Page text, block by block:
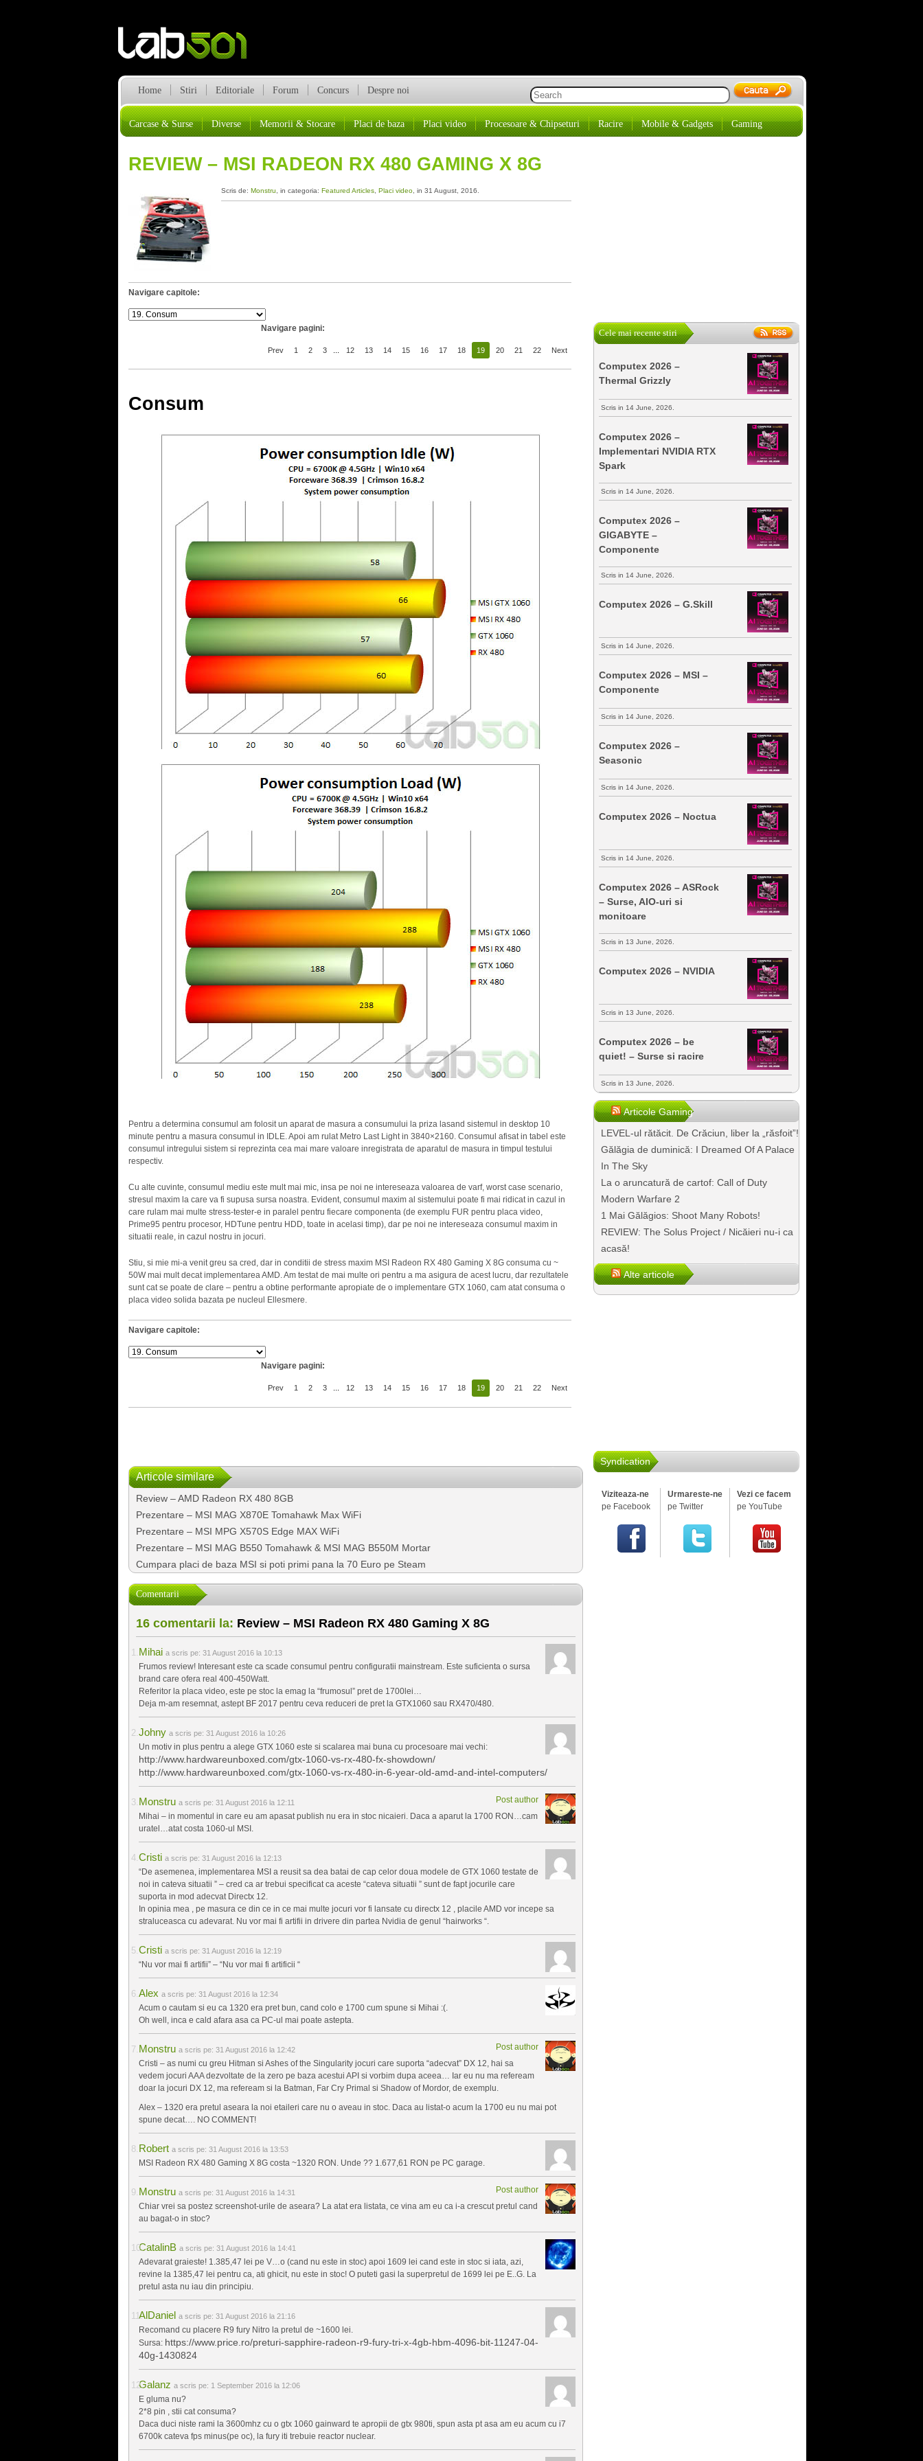
Home Stiri Editoriale Forum Concurs Despre noi
Carcase & Surse Diverse Memorii & Stocare Placi de baza Placi video Procesoare & Chipseturi Racire Mobile & Gadgets Gaming
REVIEW – MSI RADEON RX 480 GAMING X 8G
Scris de: Monstru , in categoria: Featured Articles, Placi video, in 31 August, 2016.
Navigare capitole:
Navigare pagini:
Prev 1 2 3 12 13 14 15 16 17 18 19 20 21 22 Next
Consum
Pentru a determina consumul am folosit un aparat de masura a consumului la priza lasand sistemul in desktop 10
minute pentru a masura consumul in IDLE. Apoi am rulat Metro Last Light in 3840×2160. Consumul afisat in tabel este
consumul intregului sistem si reprezinta cea mai mare valoare inregistrata de aparatul de masura in timpul testului
respectiv.
Cu alte cuvinte, consumul mediu este mult mai mic, insa pe noi ne intereseaza valoarea de varf, worst case scenario,
stresul maxim la care va fi supusa sursa noastra. Evident, consumul maxim al sistemului poate fi mai ridicat in cazul in
care rulam mai multe stress-tester-e in paralel pentru fiecare componenta (de exemplu FUR pentru placa video,
Prime95 pentru procesor, HDTune pentru HDD, toate in acelasi timp), dar pe noi ne intereseaza consumul maxim in
situatii reale, in cazul nostru in jocuri.
Stiu, si mie mi-a venit greu sa cred, dar in conditii de stress maxim MSI Radeon RX 480 Gaming X 8G consuma cu ~
50W mai mult decat implementarea AMD. Am testat de mai multe ori pentru a ma asigura de acest lucru, dar rezultatele
sunt cat se poate de clare – pentru a obtine performante apropiate de o implementare GTX 1060, cam atat consuma o
placa video solida bazata pe nucleul Ellesmere.
Navigare capitole:
Navigare pagini:
Prev 1 2 3 12 13 14 15 16 17 18 19 20 21 22 Next
Articole similare
Review – AMD Radeon RX 480 8GB
Prezentare – MSI MAG X870E Tomahawk Max WiFi
Prezentare – MSI MPG X570S Edge MAX WiFi
Prezentare – MSI MAG B550 Tomahawk & MSI MAG B550M Mortar
Cumpara placi de baza MSI si poti primi pana la 70 Euro pe Steam
Comentarii
16 comentarii la: Review – MSI Radeon RX 480 Gaming X 8G
Mihai a scris pe: 31 August 2016 la 10:13
Frumos review! Interesant este ca scade consumul pentru configuratii mainstream. Este suficienta o sursa
brand care ofera real 400-450Watt.
Referitor la placa video, este pe stoc la emag la “frumosul” pret de 1700lei…
Deja m-am resemnat, astept BF 2017 pentru ceva reduceri de pret la GTX1060 sau RX470/480.
Johny a scris pe: 31 August 2016 la 10:26
Un motiv in plus pentru a alege GTX 1060 este si scalarea mai buna cu procesoare mai vechi:
http://www.hardwareunboxed.com/gtx-1060-vs-rx-480-fx-showdown/
http://www.hardwareunboxed.com/gtx-1060-vs-rx-480-in-6-year-old-amd-and-intel-computers/
Monstru Post author
a scris pe: 31 August 2016 la 12:11
Mihai – in momentul in care eu am apasat publish nu era in stoc nicaieri. Daca a aparut la 1700 RON…cam
uratel…atat costa 1060-ul MSI.
Cristi a scris pe: 31 August 2016 la 12:13
“De asemenea, implementarea MSI a reusit sa dea batai de cap celor doua modele de GTX 1060 testate de
noi in cateva situatii ” – cred ca ar trebui specificat ca aceste “cateva situatii ” sunt de fapt jocurile care
suporta in mod adecvat Directx 12.
In opinia mea , pe masura ce din ce in ce mai multe jocuri vor fi lansate cu directx 12 , placile AMD vor incepe sa
straluceasca cu adevarat. Nu vor mai fi artifii in drivere din partea Nvidia de genul “hairworks “.
Cristi a scris pe: 31 August 2016 la 12:19
“Nu vor mai fi artifii” – “Nu vor mai fi artificii “
Alex a scris pe: 31 August 2016 la 12:34
Acum o cautam si eu ca 1320 era pret bun, cand colo e 1700 cum spune si Mihai :(.
Oh well, inca e cald afara asa ca PC-ul mai poate astepta.
Monstru Post author
a scris pe: 31 August 2016 la 12:42
Cristi – as numi cu greu Hitman si Ashes of the Singularity jocuri care suporta “adecvat” DX 12, hai sa
vedem jocuri AAA dezvoltate de la zero pe baza acestui API si vorbim dupa aceea… Iar eu nu ma refeream
doar la jocuri DX 12, ma refeream si la Batman, Far Cry Primal si Shadow of Mordor, de exemplu.
Alex – 1320 era pretul aseara la noi etaileri care nu o aveau in stoc. Daca au listat-o acum la 1700 eu nu mai pot
spune decat…. NO COMMENT!
Robert a scris pe: 31 August 2016 la 13:53
MSI Radeon RX 480 Gaming X 8G costa ~1320 RON. Unde ?? 1.677,61 RON pe PC garage.
Monstru Post author
a scris pe: 31 August 2016 la 14:31
Chiar vrei sa postez screenshot-urile de aseara? La atat era listata, ce vina am eu ca i-a crescut pretul cand
au bagat-o in stoc?
CatalinB a scris pe: 31 August 2016 la 14:41
Adevarat graieste! 1.385,47 lei pe V…o (cand nu este in stoc) apoi 1609 lei cand este in stoc si iata, azi,
revine la 1385,47 lei pentru ca, ati ghicit, nu este in stoc! O puteti gasi la superpretul de 1699 lei pe E..G. La
pretul asta nu iau din principiu.
AlDaniel a scris pe: 31 August 2016 la 21:16
Recomand cu placere R9 fury Nitro la pretul de ~1600 lei.
Sursa: https://www.price.ro/preturi-sapphire-radeon-r9-fury-tri-x-4gb-hbm-4096-bit-11247-04-
40g-1430824
Galanz a scris pe: 1 September 2016 la 12:06
E gluma nu?
2*8 pin , stii cat consuma?
Daca duci niste rami la 3600mhz cu o gtx 1060 gainward te apropii de gtx 980ti, spun asta pt asa am eu acum cu i7
6700k cateva fps minus(pe oc), la fury iti trebuie reactor nuclear.
Cele mai recente stiri
Computex 2026 –
Thermal Grizzly
Scris in 14 June, 2026.
Computex 2026 –
Implementari NVIDIA RTX
Spark
Scris in 14 June, 2026.
Computex 2026 –
GIGABYTE –
Componente
Scris in 14 June, 2026.
Computex 2026 – G.Skill
Scris in 14 June, 2026.
Computex 2026 – MSI –
Componente
Scris in 14 June, 2026.
Computex 2026 –
Seasonic
Scris in 14 June, 2026.
Computex 2026 – Noctua
Scris in 14 June, 2026.
Computex 2026 – ASRock
– Surse, AIO-uri si
monitoare
Scris in 13 June, 2026.
Computex 2026 – NVIDIA
Scris in 13 June, 2026.
Computex 2026 – be
quiet! – Surse si racire
Scris in 13 June, 2026.
Articole Gaming
LEVEL-ul rătăcit. De Crăciun, liber la „răsfoit”!
Gălăgia de duminică: I Dreamed Of A Palace
In The Sky
La o aruncatură de cartof: Call of Duty
Modern Warfare 2
1 Mai Gălăgios: Shoot Many Robots!
REVIEW: The Solus Project / Nicăieri nu-i ca
acasă!
Alte articole
Syndication
Viziteaza-ne
pe Facebook
Urmareste-ne
pe Twitter
Vezi ce facem
pe YouTube